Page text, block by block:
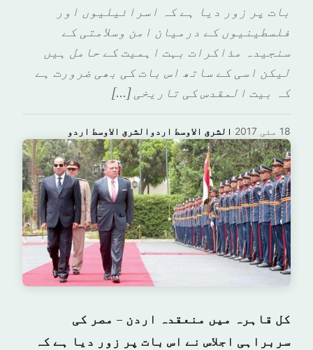
بات پر زور دیا ہے کہ اسرائیلیوں اور
فلسطینیوں کے درمیان امن وسلامتی کے
سنجیدہ مذاکرات بہت اہمیت کے حامل ہیں
لیکن اسی کے ساتھ اس بات کی بھی ضرورت ہے
کہ بیت المقدس کی تاریخی […]
الشرق الاوسط اردوالشرق الاوسط اردو · 18 مئی 2017
کل قاہرہ میں منعقدہ اردن – مصر کی
سربراہی اجلاس نے اس بات پر زور دیا ہے کہ